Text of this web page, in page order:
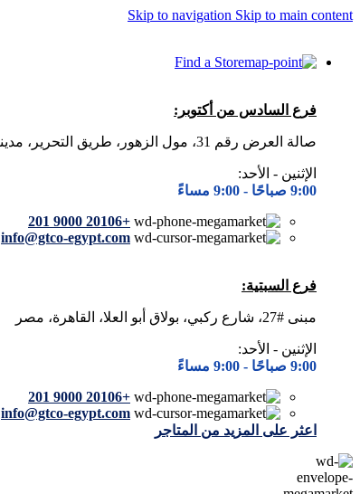
Skip to navigation Skip to main content
Find a Store
فرع السادس من أكتوبر:
صالة العرض رقم 31، مول الزهور، طريق التحرير، مدينة السادس من أكتوبر (2)، محافظة الجيزة، مصر
الإثنين - الأحد:
9:00 صباحًا -
9:00 مساءً
+20106 9000 201
info@gtco-egypt.com
فرع السبتية:
مبنى #27، شارع ركبي، بولاق أبو العلا، القاهرة، مصر
الإثنين - الأحد:
9:00 صباحًا -
9:00 مساءً
+20106 9000 201
info@gtco-egypt.com
اعثر على المزيد من المتاجر